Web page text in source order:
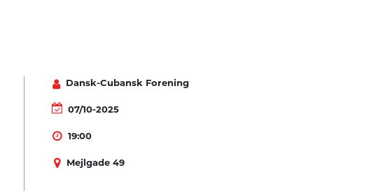
Dansk-Cubansk Forening
07/10-2025
19:00
Mejlgade 49